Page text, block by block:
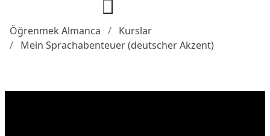
Öğrenmek Almanca
Kurslar
Mein Sprachabenteuer (deutscher Akzent)